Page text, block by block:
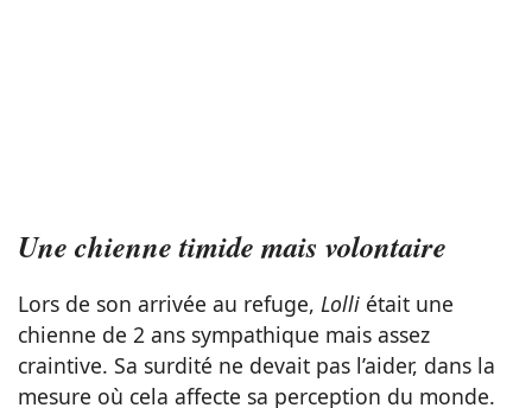
Une chienne timide mais volontaire
Lors de son arrivée au refuge, Lolli était une
chienne de 2 ans sympathique mais assez
craintive. Sa surdité ne devait pas l’aider, dans la
mesure où cela affecte sa perception du monde.